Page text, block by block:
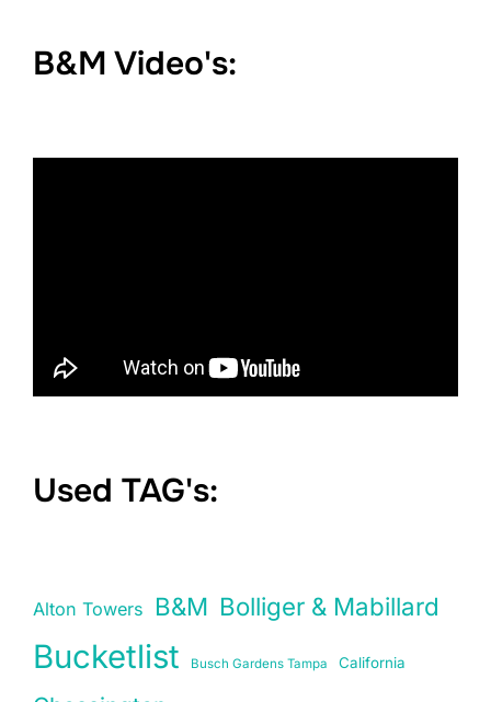
B&M Video's:
Used TAG's:
Alton Towers B&M Bolliger & Mabillard
Bucketlist Busch Gardens Tampa California